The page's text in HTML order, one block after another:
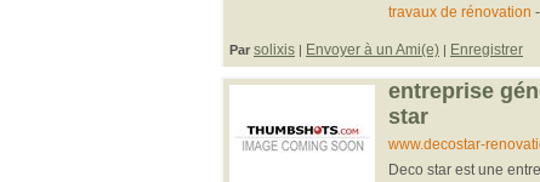
travaux de rénovation -
Par solixis | Envoyer à un Ami(e) | Enregistrer
entreprise
star
www.decostar-
Deco star est une